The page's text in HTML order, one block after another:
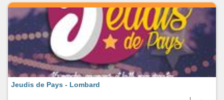
Jeudis de Pays - Lombard